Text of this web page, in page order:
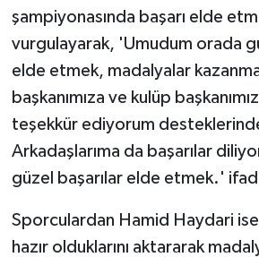
şampiyonasında başarı elde
vurgulayarak, 'Umudum orada
elde etmek, madalyalar
başkanımıza ve kulüp
teşekkür ediyorum
Arkadaşlarıma da başarılar
güzel başarılar elde etmek.'
Sporculardan Hamid Haydari
hazır olduklarını aktararak